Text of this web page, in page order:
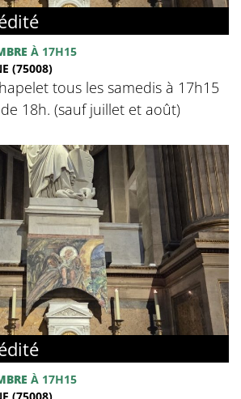
À 17H15
(75008)
tous les samedis à 17h15
18h. (sauf juillet et août)
À 17H15